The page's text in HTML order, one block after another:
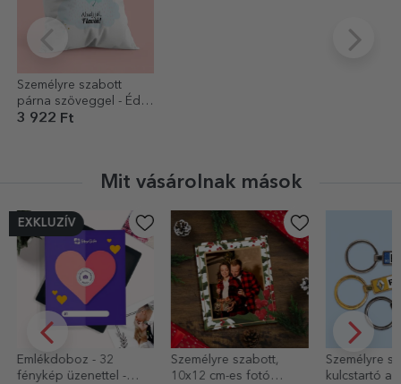
Személyre szabott
párna szöveggel - Édes
álmokat
3 922 Ft
Mit vásárolnak mások
EXKLUZÍV
Emlékdoboz - 32
fénykép üzenettel -
Személyre szabott,
10x12 cm-es fotó
Személyre
kulcstartó